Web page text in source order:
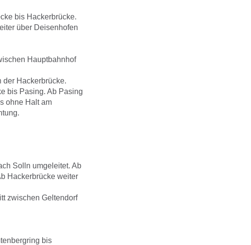
bis Hackerbrücke.
über Deisenhofen
Hauptbahnhof
der Hackerbrücke.
bis Pasing. Ab Pasing
ohne Halt am
Solln umgeleitet. Ab
Hackerbrücke weiter
zwischen Geltendorf
bis